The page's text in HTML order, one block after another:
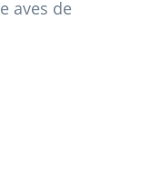
aves de